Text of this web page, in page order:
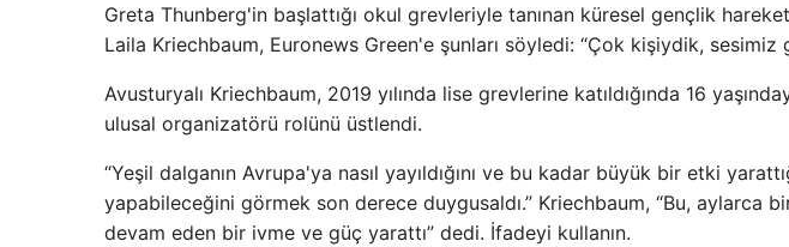
Greta Thunberg'in başlattığı okul grevleriyle tanınan küresel gençlik
Laila Kriechbaum, Euronews Green'e şunları söyledi: “Çok kişiydik,
Avusturyalı Kriechbaum, 2019 yılında lise grevlerine katıldığında 16
ulusal organizatörü rolünü üstlendi.
“Yeşil dalganın Avrupa'ya nasıl yayıldığını ve bu kadar büyük bir etki
yapabileceğini görmek son derece duygusaldı.” Kriechbaum, “Bu, aylarca
devam eden bir ivme ve güç yarattı” dedi. İfadeyi kullanın.